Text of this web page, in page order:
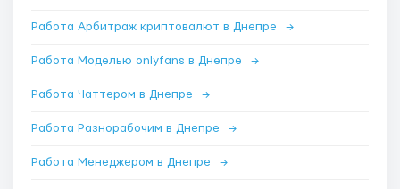
Работа Арбитраж криптовалют в Днепре →
Работа Моделью onlyfans в Днепре →
Работа Чаттером в Днепре →
Работа Разнорабочим в Днепре →
Работа Менеджером в Днепре →